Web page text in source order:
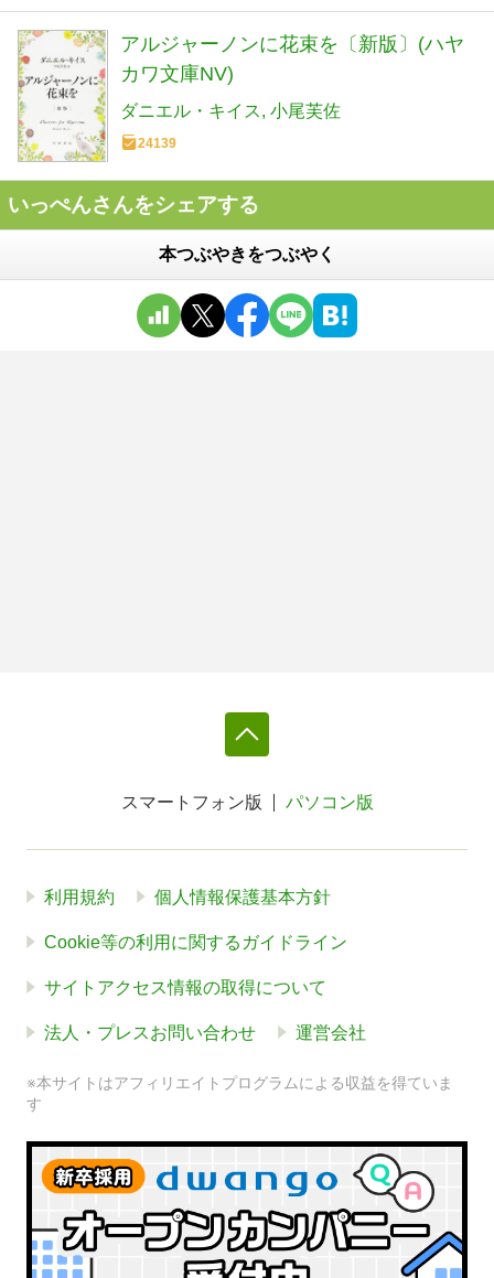
アルジャーノンに花束を〔新版〕(ハヤ
カワ文庫NV)
ダニエル・キイス 小尾芙佐
24139
いっぺんさんをシェアする
本つぶやきをつぶやく
スマートフォン版 パソコン版
利用規約 個人情報保護基本方針
Cookie等の利用に関するガイドライン
サイトアクセス情報の取得について
法人・プレスお問い合わせ 運営会社
※本サイトはアフィリエイトプログラムによる収益を得ていま
す